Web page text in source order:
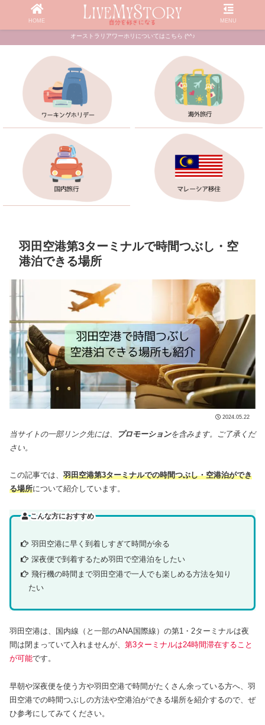
オーストラリアワーホリについてはこちら (^^♪
羽田空港第3ターミナルで時間つぶし・空
港泊できる場所
2024.05.22
当サイトの一部リンク先には、 プロモーションを含みます。ご了承くだ
さい。
この記事では、 羽田空港第3ターミナルでの時間つぶし・空港泊ができ
る場所について紹介しています。
こんな方におすすめ
羽田空港に早く到着しすぎて時間が余る
深夜便で到着するため羽田で空港泊をしたい
飛行機の時間まで羽田空港で一人でも楽しめる方法を知り
たい
羽田空港は、国内線（と一部のANA国際線）の第1・2ターミナルは夜
間は閉まっていて入れませんが、 第3ターミナルは24時間滞在すること
が可能です。
早朝や深夜便を使う方や羽田空港で時間がたくさん余っている方へ、羽
田空港での時間つぶしの方法や空港泊ができる場所を紹介するので、ぜ
ひ参考にしてみてください。
HOME MENU